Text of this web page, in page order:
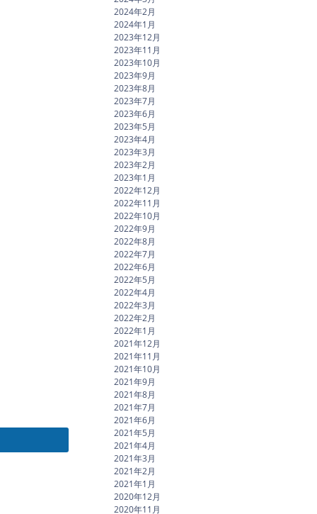
2024年2月
2024年1月
2023年12月
2023年11月
2023年10月
2023年9月
2023年8月
2023年7月
2023年6月
2023年5月
2023年4月
2023年3月
2023年2月
2023年1月
2022年12月
2022年11月
2022年10月
2022年9月
2022年8月
2022年7月
2022年6月
2022年5月
2022年4月
2022年3月
2022年2月
2022年1月
2021年12月
2021年11月
2021年10月
2021年9月
2021年8月
2021年7月
2021年6月
2021年5月
2021年4月
2021年3月
2021年2月
2021年1月
2020年12月
2020年11月